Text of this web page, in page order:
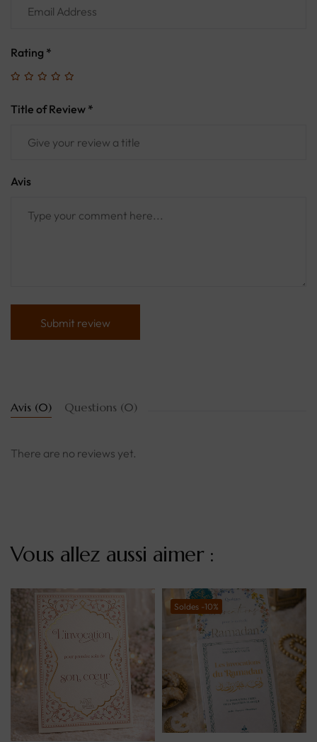
Rating *
Title of Review *
Avis
Avis (0) Questions (0)
There are no reviews yet.
Vous allez aussi aimer :
Soldes -10%